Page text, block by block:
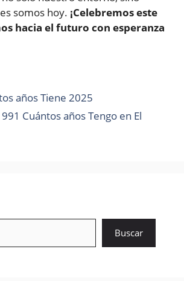
somos hoy. ¡Celebremos este
hacia el futuro con esperanza
años Tiene 2025
Cuántos años Tengo en El
Buscar